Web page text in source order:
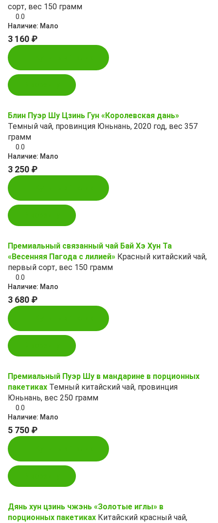
сорт, вес 150 грамм
0.0
Наличие: Мало
3 160 ₽
Блин Пуэр Шу Цзинь Гун «Королевская дань»
Темный чай, провинция Юньнань, 2020 год, вес 357
грамм
0.0
Наличие: Мало
3 250 ₽
Премиальный связанный чай Бай Хэ Хун Та
«Весенняя Пагода с лилией» Красный китайский чай,
первый сорт, вес 150 грамм
0.0
Наличие: Мало
3 680 ₽
Премиальный Пуэр Шу в мандарине в порционных
пакетиках Темный китайский чай, провинция
Юньнань, вес 250 грамм
0.0
Наличие: Мало
5 750 ₽
Дянь хун цзинь чжэнь «Золотые иглы» в
порционных пакетиках Китайский красный чай,